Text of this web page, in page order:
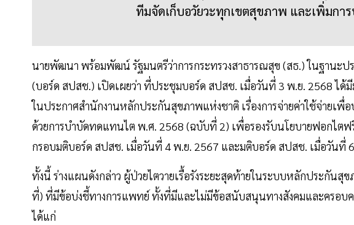
ทีมจัดเก็บอวัยวะทุกเขตสุขภาพ และเพิ่มกา
นายพัฒนา พร้อมพัฒน์ รัฐมนตรีว่าการกระทรวงสาธารณสุข (สธ.) ในฐานะ
(บอร์ด สปสช.) เปิดเผยว่า ที่ประชุมบอร์ด สปสช. เมื่อวันที่ 3 พ.ย. 2568 ได้
ในประกาศสำนักงานหลักประกันสุขภาพแห่งชาติ เรื่องการจ่ายค่าใช้จ่ายเพื่
ด้วยการบำบัดทดแทนไต พ.ศ. 2568 (ฉบับที่ 2) เพื่อรองรับนโยบายฟอกไต
กรอบมติบอร์ด สปสช. เมื่อวันที่ 4 พ.ย. 2567 และมติบอร์ด สปสช. เมื่อวันที่
ทั้งนี้ ร่างแผนดังกล่าว ผู้ป่วยไตวายเรื้อรังระยะสุดท้ายในระบบหลักประกัน
ที่) ที่มีข้อบ่งชี้ทางการแพทย์ ทั้งที่มีและไม่มีข้อสนับสนุนทางสังคมและครอบค
ได้แก่